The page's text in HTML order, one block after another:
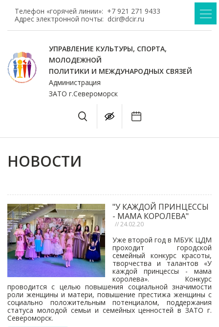
Телефон «горячей линии»: +7 921 271 9433
Адрес электронной почты: dcir@dcir.ru
УПРАВЛЕНИЕ КУЛЬТУРЫ, СПОРТА,
МОЛОДЕЖНОЙ
ПОЛИТИКИ И МЕЖДУНАРОДНЫХ СВЯЗЕЙ
Администрация
ЗАТО г.Североморск
НОВОСТИ
"У КАЖДОЙ ПРИНЦЕССЫ
- МАМА КОРОЛЕВА"
// 24.02.20
Уже второй год в МБУК ЦДМ
проходит городской
семейный конкурс красоты,
творчества и талантов «У
каждой принцессы - мама
королева». Конкурс
проводится с целью повышения социальной значимости
роли женщины и матери, повышение престижа женщины с
социально положительным потенциалом, поддержания
статуса молодой семьи и семейных ценностей в ЗАТО г.
Североморск.